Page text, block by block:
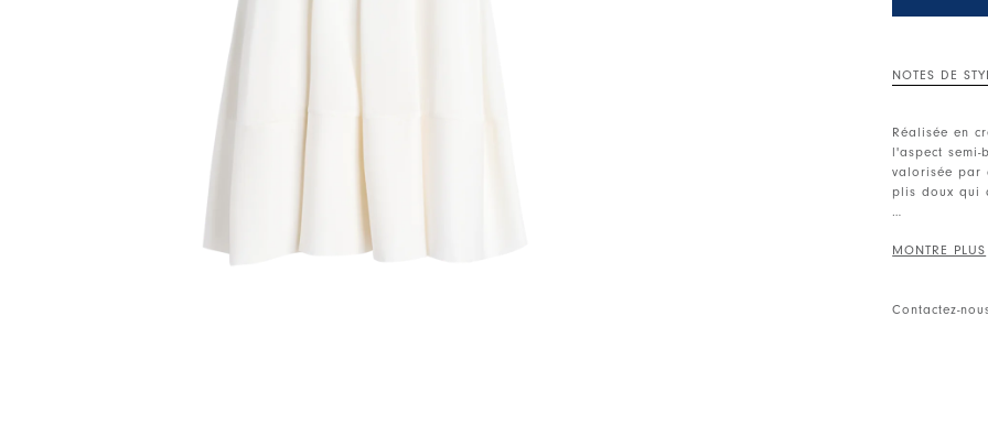
NOTES DE
Réalisée en
l'aspect
valorisée par
plis doux qui
fermeture.
• Non
Contactez-